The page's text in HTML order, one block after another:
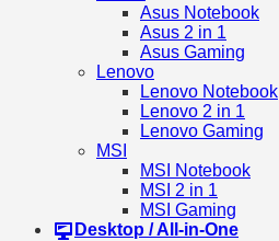
Asus Notebook
Asus 2 in 1
Asus Gaming
Lenovo
Lenovo Notebook
Lenovo 2 in 1
Lenovo Gaming
MSI
MSI Notebook
MSI 2 in 1
MSI Gaming
Desktop / All-in-One